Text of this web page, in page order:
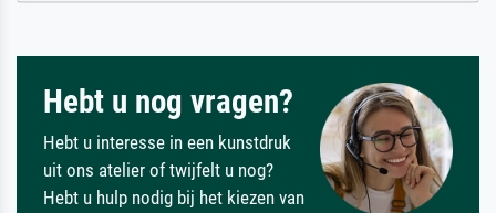
Hebt u nog vragen?
Hebt u interesse in een kunstdruk
uit ons atelier of twijfelt u nog?
Hebt u hulp nodig bij het kiezen van